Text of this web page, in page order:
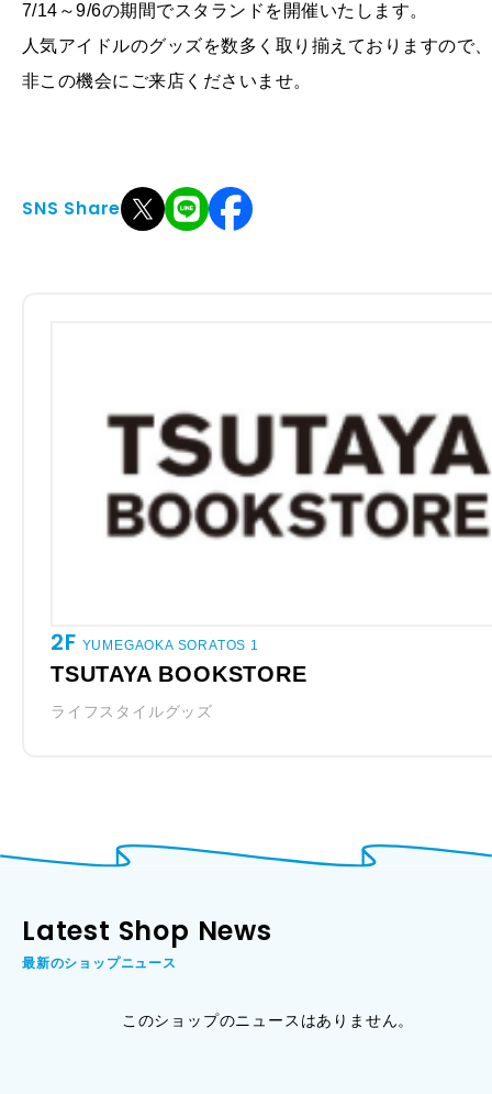
7/14～9/6の期間でスタランドを開催いたします。
人気アイドルのグッズを数多く取り揃えておりますので
非この機会にご来店くださいませ。
SNS Share
2F YUMEGAOKA SORATOS 1
TSUTAYA BOOKSTORE
ライフスタイルグッズ
Latest Shop News
最新のショップニュース
このショップのニュースはありません。